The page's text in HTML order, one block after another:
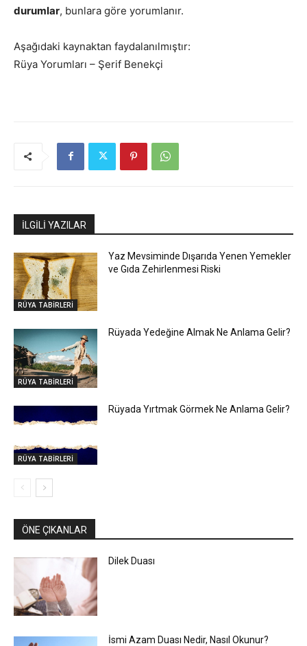
durumlar, bunlara göre yorumlanır.
Aşağıdaki kaynaktan faydalanılmıştır:
Rüya Yorumları – Şerif Benekçi
İLGİLİ YAZILAR
RÜYA TABİRLERİ
Yaz Mevsiminde Dışarıda Yenen Yemekler
ve Gıda Zehirlenmesi Riski
RÜYA TABİRLERİ
Rüyada Yedeğine Almak Ne Anlama Gelir?
RÜYA TABİRLERİ
Rüyada Yırtmak Görmek Ne Anlama Gelir?
ÖNE ÇIKANLAR
Dilek Duası
İsmi Azam Duası Nedir, Nasıl Okunur?